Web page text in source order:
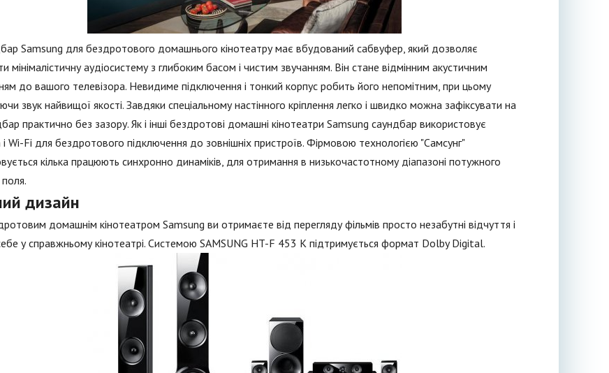
Samsung для бездротового домашнього кінотеатру має вбудований сабвуфер, який дозволяє
мінімалістичну аудіосистему з глибоким басом і чистим звучанням. Він стане відмінним акустичним
до вашого телевізора. Невидиме підключення і тонкий корпус робить його непомітним, при цьому
звук найвищої якості. Завдяки спеціальному настінного кріплення легко і швидко можна зафіксувати на
практично без зазору. Як і інші бездротові домашні кінотеатри Samsung саундбар використовує
Wi-Fi для бездротового підключення до зовнішніх пристроїв. Фірмовою технологією "Самсунг"
кілька працюють синхронно динаміків, для отримання в низькочастотному діапазоні потужного
дизайн
домашнім кінотеатром Samsung ви отримаєте від перегляду фільмів просто незабутні відчуття і
у справжньому кінотеатрі. Системою SAMSUNG HT-F 453 K підтримується формат Dolby Digital.